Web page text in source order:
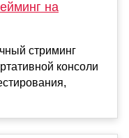
на
стриминг
консоли